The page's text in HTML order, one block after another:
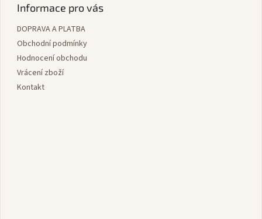
Informace pro vás
DOPRAVA A PLATBA
Obchodní podmínky
Hodnocení obchodu
Vrácení zboží
Kontakt